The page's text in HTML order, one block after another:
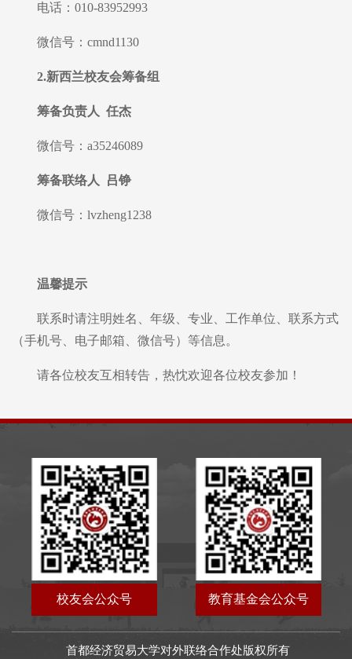
电话：010-83952993
微信号：cmnd1130
2.新西兰校友会筹备组
筹备负责人 任杰
微信号：a35246089
筹备联络人 吕铮
微信号：lvzheng1238
温馨提示
联系时请注明姓名、年级、专业、工作单位、联系方式
（手机号、电子邮箱、微信号）等信息。
请各位校友互相转告，热忱欢迎各位校友参加！
校友会公众号 教育基金会公众号
首都经济贸易大学对外联络合作处版权所有